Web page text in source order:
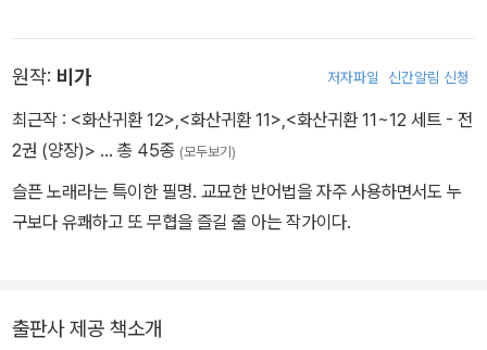
원작: 비가 저자파일 신간알림 신청
최근작 : <화산귀환 12>,<화산귀환 11>,<화산귀환 11~12 세트 - 전
2권 (양장)> … 총 45종 (모두보기)
슬픈 노래라는 특이한 필명. 교묘한 반어법을 자주 사용하면서도 누
구보다 유쾌하고 또 무협을 즐길 줄 아는 작가이다.
출판사 제공 책소개